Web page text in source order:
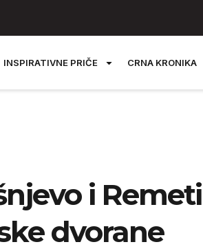
INSPIRATIVNE PRIČE CRNA KRONIKA
i
dvorane